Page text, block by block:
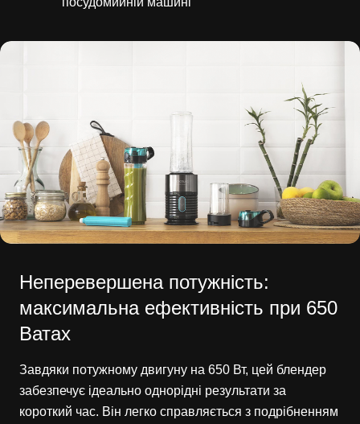
Неперевершена потужність:
максимальна ефективність при 650
Ватах
Завдяки потужному двигуну на 650 Вт, цей блендер
забезпечує ідеально однорідні результати за
короткий час. Він легко справляється з подрібненням